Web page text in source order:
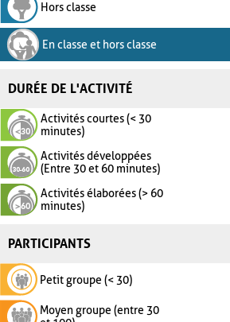
Hors classe
En classe et hors classe
DURÉE DE L'ACTIVITÉ
Activités courtes (< 30
minutes)
Activités développées
(Entre 30 et 60 minutes)
Activités élaborées (> 60
minutes)
PARTICIPANTS
Petit groupe (< 30)
Moyen groupe (entre 30